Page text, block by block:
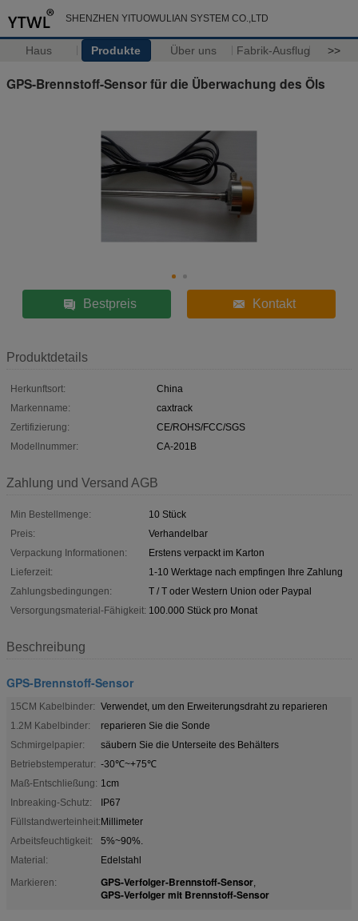
SHENZHEN YITUOWULIAN SYSTEM CO.,LTD
Haus Produkte Über uns Fabrik-Ausflug >>
GPS-Brennstoff-Sensor für die Überwachung des Öls
Bestpreis Kontakt
Produktdetails
Herkunftsort:
China
Markenname:
caxtrack
Zertifizierung:
CE/ROHS/FCC/SGS
Modellnummer:
CA-201B
Zahlung und Versand AGB
Min Bestellmenge:
10 Stück
Preis:
Verhandelbar
Verpackung Informationen:
Erstens verpackt im Karton
Lieferzeit:
1-10 Werktage nach empfingen Ihre Zahlung
Zahlungsbedingungen:
T / T oder Western Union oder Paypal
Versorgungsmaterial-Fähigkeit: 100.000 Stück pro Monat
Beschreibung
GPS-Brennstoff-Sensor
15CM Kabelbinder: Verwendet, um den Erweiterungsdraht zu reparieren
1.2M Kabelbinder:
reparieren Sie die Sonde
Schmirgelpapier:
säubern Sie die Unterseite des Behälters
Betriebstemperatur: -30℃~+75℃
Maß-Entschließung: 1cm
Inbreaking-Schutz:
IP67
Füllstandwerteinheit:Millimeter
Arbeitsfeuchtigkeit:
5%~90%.
Material:
Edelstahl
Markieren:
GPS-Verfolger-Brennstoff-Sensor,
GPS-Verfolger mit Brennstoff-Sensor